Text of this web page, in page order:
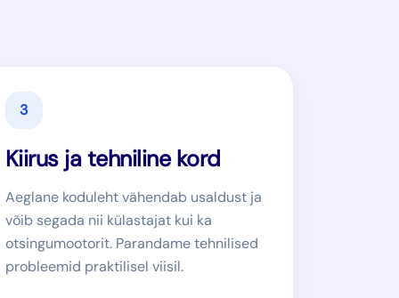
3
Kiirus ja tehniline kord
Aeglane koduleht vähendab usaldust ja
võib segada nii külastajat kui ka
otsingumootorit. Parandame tehnilised
probleemid praktilisel viisil.